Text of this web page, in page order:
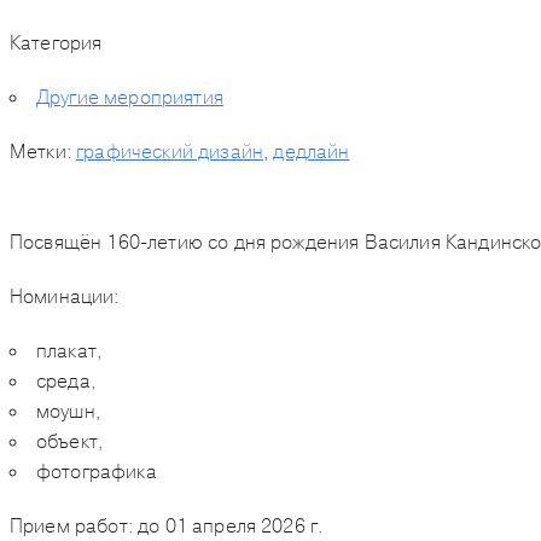
Категория
Другие мероприятия
Метки: графический дизайн дедлайн
Посвящён 160-летию со дня рождения Василия
Номинации:
плакат,
среда,
моушн,
объект,
фотографика
Прием работ: до 01 апреля 2026 г.